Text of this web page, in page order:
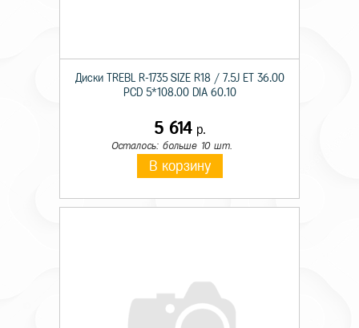
Диски TREBL R-1735 SIZE R18 / 7.5J ET 36.00
PCD 5*108.00 DIA 60.10
5 614р.
Осталось: больше 10 шт.
В корзину